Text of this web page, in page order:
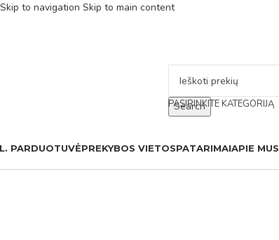
Skip to navigation Skip to main content
PASIRINKITE KATEGORIJĄ
Search
PARDUOTUVĖPREKYBOS VIETOSPATARIMAIAPIE MUS